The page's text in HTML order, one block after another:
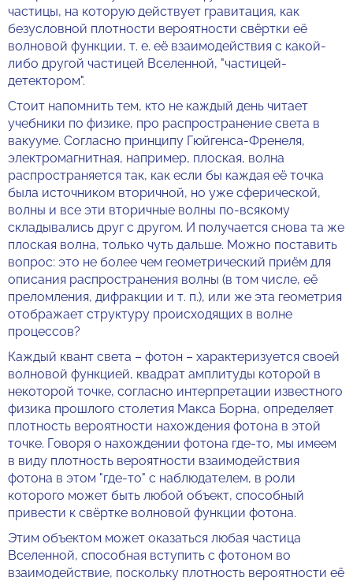
частицы, на которую действует гравитация, как
безусловной плотности вероятности свёртки её
волновой функции, т. е. её взаимодействия с какой-
либо другой частицей Вселенной, "частицей-
детектором".
Стоит напомнить тем, кто не каждый день читает
учебники по физике, про распространение света в
вакууме. Согласно принципу Гюйгенса-Френеля,
электромагнитная, например, плоская, волна
распространяется так, как если бы каждая её точка
была источником вторичной, но уже сферической,
волны и все эти вторичные волны по-всякому
складывались друг с другом. И получается снова та же
плоская волна, только чуть дальше. Можно поставить
вопрос: это не более чем геометрический приём для
описания распространения волны (в том числе, её
преломления, дифракции и т. п.), или же эта геометрия
отображает структуру происходящих в волне
процессов?
Каждый квант света – фотон – характеризуется своей
волновой функцией, квадрат амплитуды которой в
некоторой точке, согласно интерпретации известного
физика прошлого столетия Макса Борна, определяет
плотность вероятности нахождения фотона в этой
точке. Говоря о нахождении фотона где-то, мы имеем
в виду плотность вероятности взаимодействия
фотона в этом "где-то" с наблюдателем, в роли
которого может быть любой объект, способный
привести к свёртке волновой функции фотона.
Этим объектом может оказаться любая частица
Вселенной, способная вступить с фотоном во
взаимодействие, поскольку плотность вероятности её